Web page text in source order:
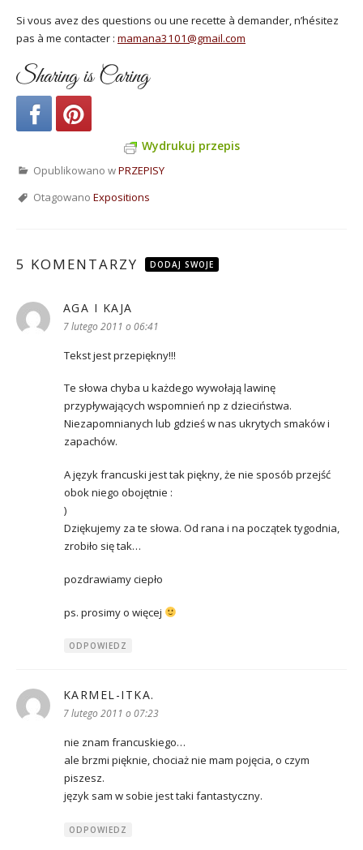
Si vous avez des questions ou une recette à demander, n’hésitez
pas à me contacter : mamana3101@gmail.com
Sharing is Caring
Wydrukuj przepis
Opublikowano wPRZEPISY
Otagowano Expositions
5 KOMENTARZY DODAJ SWOJE
AGA I KAJA
7 lutego 2011 o 06:41
Tekst jest przepiękny!!!
Te słowa chyba u każdego wywołają lawinę
przypływających wspomnień np z dzieciństwa.
Niezapomnianych lub gdzieś w nas ukrytych smaków i
zapachów.
A język francuski jest tak piękny, że nie sposób przejść
obok niego obojętnie :
)
Dziękujemy za te słowa. Od rana i na początek tygodnia,
zrobiło się tak…
pozdrawiamy ciepło
ps. prosimy o więcej
ODPOWIEDZ
KARMEL-ITKA.
7 lutego 2011 o 07:23
nie znam francuskiego…
ale brzmi pięknie, chociaż nie mam pojęcia, o czym
piszesz.
język sam w sobie jest taki fantastyczny.
ODPOWIEDZ